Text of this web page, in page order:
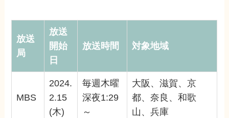
放送
局
放送
開始
日
放送時間 対象地域
MBS
2024.
2.15
(木)
毎週木曜
深夜1:29
～
大阪、滋賀、京
都、奈良、和歌
山、兵庫